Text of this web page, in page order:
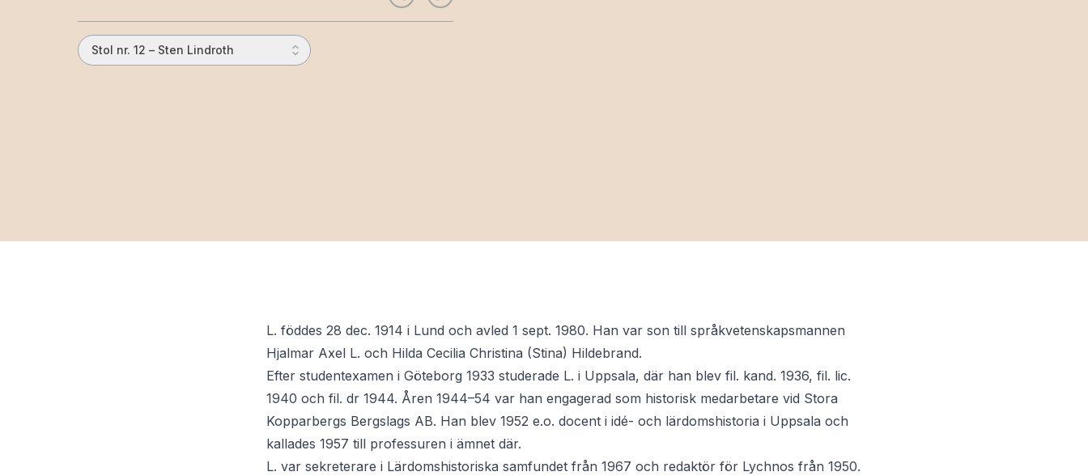
Stol nr. 12 – Sten Lindroth
L. föddes 28 dec. 1914 i Lund och avled 1 sept. 1980. Han var son till språkvetenskapsmannen
Hjalmar Axel L. och Hilda Cecilia Christina (Stina) Hildebrand.
Efter studentexamen i Göteborg 1933 studerade L. i Uppsala, där han blev fil. kand. 1936, fil. lic.
1940 och fil. dr 1944. Åren 1944–54 var han engagerad som historisk medarbetare vid Stora
Kopparbergs Bergslags AB. Han blev 1952 e.o. docent i idé- och lärdomshistoria i Uppsala och
kallades 1957 till professuren i ämnet där.
L. var sekreterare i Lärdomshistoriska samfundet från 1967 och redaktör för Lychnos från 1950.